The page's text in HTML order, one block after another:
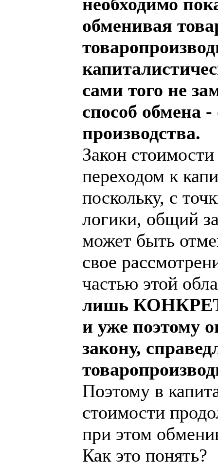
обменивая
сами того не
способ обмена
производства.
Закон
переходом к
поскольку, с
логики, общий
может быть
свое
частью этой
лишь
и уже поэтому
закону,
Поэтому в
стоимости
при этом
Как это понять?